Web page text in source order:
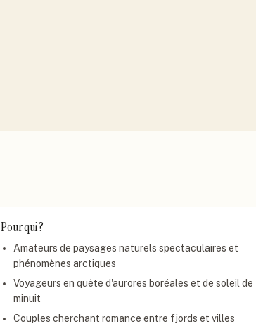
Pour qui ?
Amateurs de paysages naturels spectaculaires et
phénomènes arctiques
Voyageurs en quête d'aurores boréales et de soleil de
minuit
Couples cherchant romance entre fjords et villes